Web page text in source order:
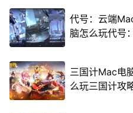
代号：云端
脑怎么玩代号
三国计Mac电
么玩三国计攻